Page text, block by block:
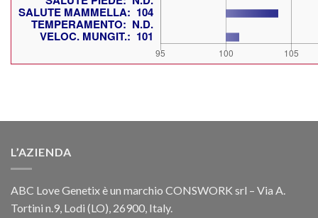
L’AZIENDA
ABC Love Genetix è un marchio CONSWORK srl – Via A.
Tortini n.9, Lodi (LO), 26900, Italy.